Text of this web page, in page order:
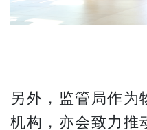
另外，监管局作为
机构，亦会致力推